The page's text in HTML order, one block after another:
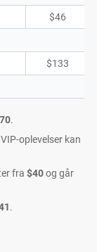
$46
$133
.
oplevelser kan
fra $40og går
.